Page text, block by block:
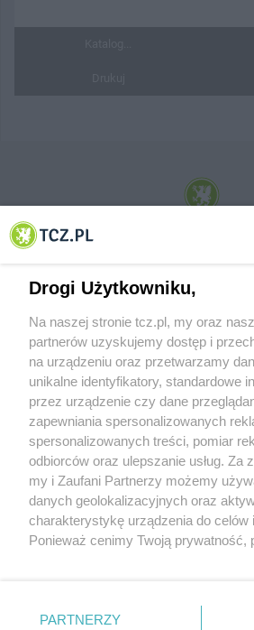
© 2001-2026 Tczew - TCZ.PL Sp. z o.o.
O FIRMIE POLITYKA
REKLAMA WSPÓŁPRACA RSS
Nasze serwisy
Aktualności
Tcz24
Historia miasta
Drogi Użytkowniku,
Na naszej stronie tcz.pl, my oraz
partnerów uzyskujemy dostęp i
na urządzeniu oraz przetwarzamy
unikalne identyfikatory, standardowe
przez urządzenie czy dane
zapewniania spersonalizowanych
spersonalizowanych treści, pomiar
odbiorców oraz ulepszanie usług. Za
my i Zaufani Partnerzy możemy
danych geolokalizacyjnych oraz
charakterystykę urządzenia do celów
Ponieważ cenimy Twoją prywatność,
znajdujący się w lewym dolnym rogu
PARTNERZY